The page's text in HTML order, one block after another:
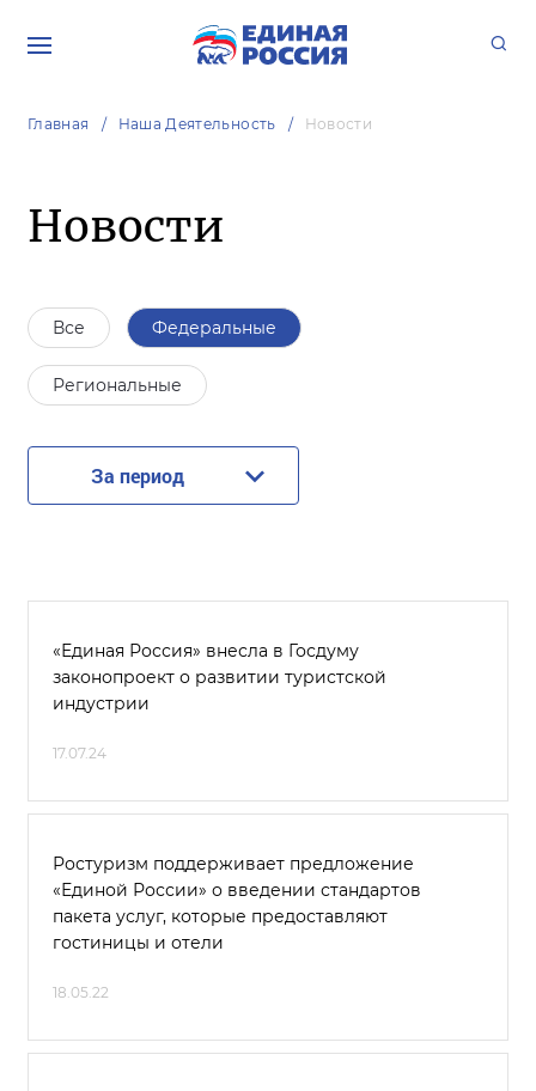
Главная Наша Деятельность Новости
Новости
Все Федеральные
Региональные
За период
«Единая Россия» внесла в Госдуму
законопроект о развитии туристской
индустрии
17.07.24
Ростуризм поддерживает предложение
«Единой России» о введении стандартов
пакета услуг, которые предоставляют
гостиницы и отели
18.05.22